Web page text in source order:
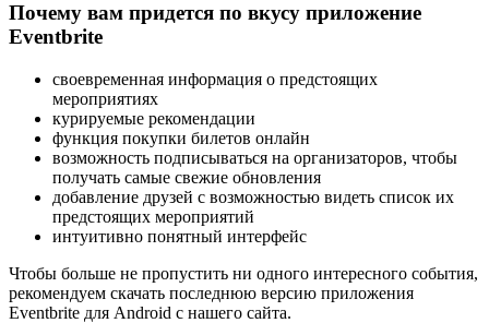
Почему вам придется по вкусу приложение
Eventbrite
своевременная информация о предстоящих
мероприятиях
курируемые рекомендации
функция покупки билетов онлайн
возможность подписываться на организаторов, чтобы
получать самые свежие обновления
добавление друзей с возможностью видеть список их
предстоящих мероприятий
интуитивно понятный интерфейс
Чтобы больше не пропустить ни одного интересного события,
рекомендуем скачать последнюю версию приложения
Eventbrite для Android с нашего сайта.